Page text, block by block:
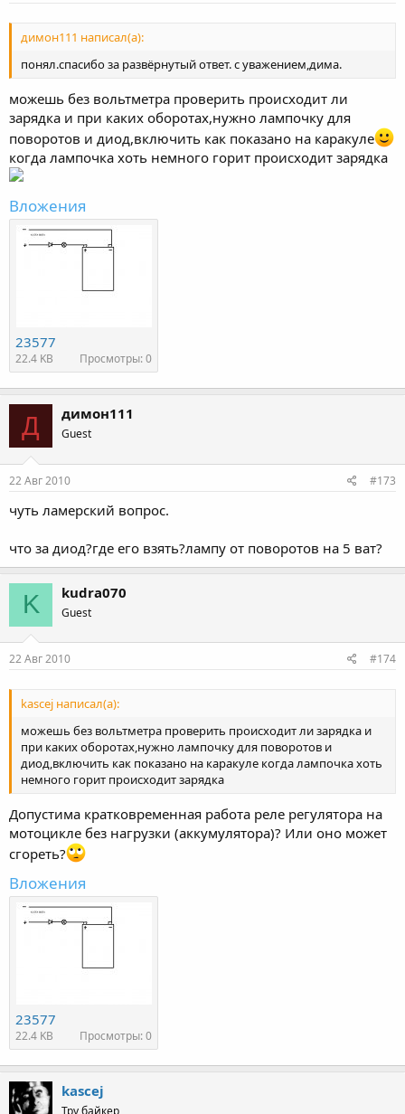
димон111 написал(а):
понял.спасибо за развёрнутый ответ. с уважением,дима.
можешь без вольтметра проверить происходит ли
зарядка и при каких оборотах,нужно лампочку для
поворотов и диод,включить как показано на каракуле
когда лампочка хоть немного горит происходит зарядка
Вложения
23577
22.4 KB Просмотры: 0
Д димон111
Guest
22 Авг 2010 #173
чуть ламерский вопрос.
что за диод?где его взять?лампу от поворотов на 5 ват?
K kudra070
Guest
22 Авг 2010 #174
kascej написал(а):
можешь без вольтметра проверить происходит ли зарядка и
при каких оборотах,нужно лампочку для поворотов и
диод,включить как показано на каракуле когда лампочка хоть
немного горит происходит зарядка
Допустима кратковременная работа реле регулятора на
мотоцикле без нагрузки (аккумулятора)? Или оно может
сгореть?
Вложения
23577
22.4 KB Просмотры: 0
kascej
Тру байкер